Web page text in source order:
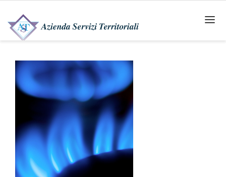
AZIENDA
SERVIZI
PROGETTO CONTATORI
CLIENTI FINALI
SOCIETÀ DI VENDITA